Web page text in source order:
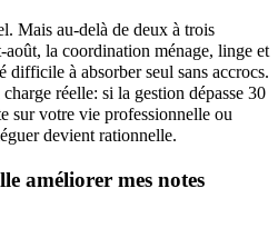
Mais au-delà de deux à trois
la coordination ménage, linge et
à absorber seul sans accrocs.
réelle: si la gestion dépasse 30
sur votre vie professionnelle ou
devient rationnelle.
améliorer mes notes